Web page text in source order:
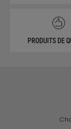
PRODUITS DE